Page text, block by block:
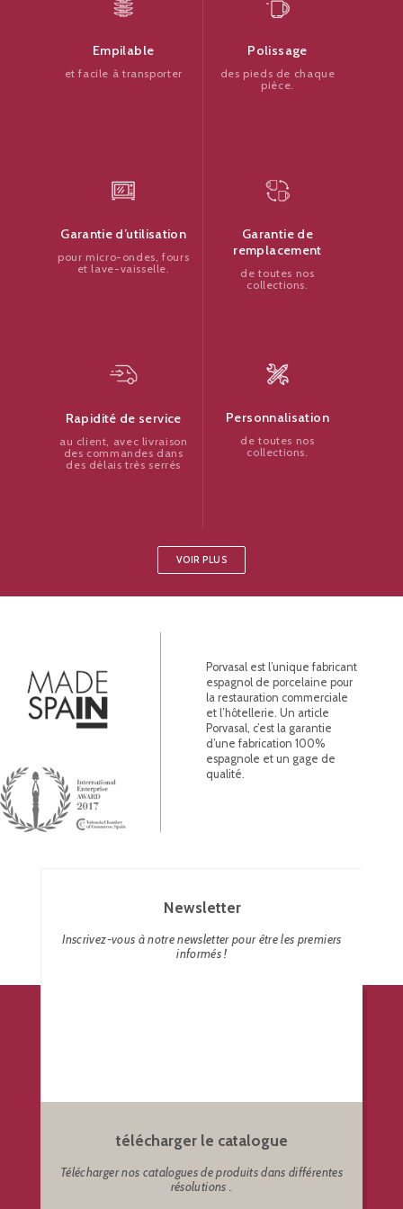
Empilable
et facile à transporter
Polissage
des pieds de chaque
pièce.
Garantie d’utilisation
pour micro-ondes, fours
et lave-vaisselle.
Garantie de
remplacement
de toutes nos
collections.
Rapidité de service
au client, avec livraison
des commandes dans
des délais très serrés
Personnalisation
de toutes nos
collections.
VOIR PLUS
Porvasal est l’unique fabricant
espagnol de porcelaine pour
la restauration commerciale
et l’hôtellerie. Un article
Porvasal, c’est la garantie
d’une fabrication 100%
espagnole et un gage de
qualité.
Newsletter
Inscrivez-vous à notre newsletter pour être les premiers
informés !
télécharger le catalogue
Télécharger nos catalogues de produits dans différentes
résolutions .